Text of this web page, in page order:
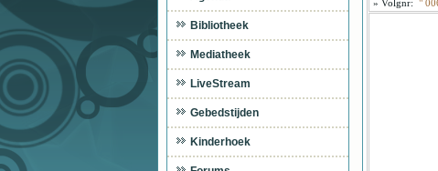
» Volgnr: "
Bibliotheek
Mediatheek
LiveStream
Gebedstijden
Kinderhoek